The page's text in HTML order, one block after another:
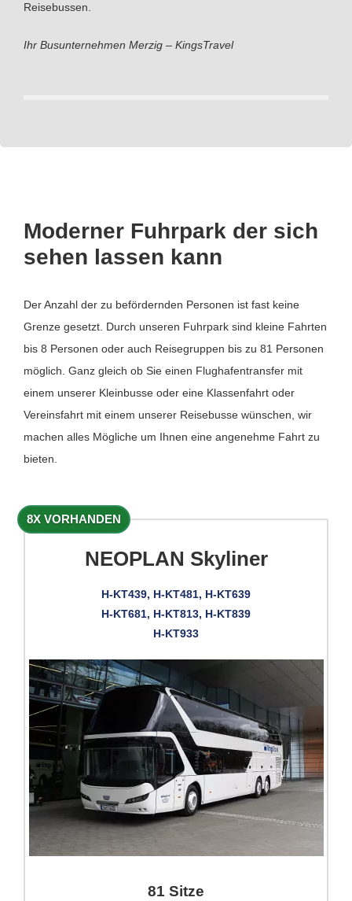
Reisebussen.
Ihr Busunternehmen Merzig – KingsTravel
Moderner Fuhrpark der sich
sehen lassen kann
Der Anzahl der zu befördernden Personen ist fast keine
Grenze gesetzt. Durch unseren Fuhrpark sind kleine Fahrten
bis 8 Personen oder auch Reisegruppen bis zu 81 Personen
möglich. Ganz gleich ob Sie einen Flughafentransfer mit
einem unserer Kleinbusse oder eine Klassenfahrt oder
Vereinsfahrt mit einem unserer Reisebusse wünschen, wir
machen alles Mögliche um Ihnen eine angenehme Fahrt zu
bieten.
8X VORHANDEN
NEOPLAN Skyliner
H-KT439, H-KT481, H-KT639
H-KT681, H-KT813, H-KT839
H-KT933
81 Sitze